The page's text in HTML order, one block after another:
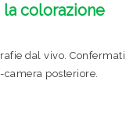
la colorazione
dal vivo. Confermati
posteriore.